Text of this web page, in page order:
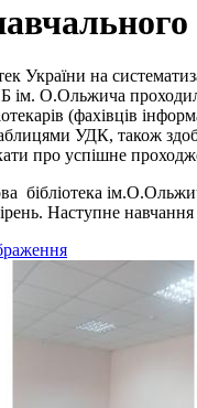
України на
О.Ольжича
(фахівців
УДК, також
про успішне
бібліотека
Наступне